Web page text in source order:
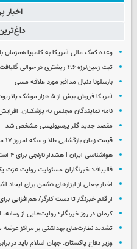
اخبار
وعده کمک مالی آمریکا به کلمبیا همزمان
ثبت زمین‌لرزه ۴.۶ ریشتری در حوالی گلبافت کرمان؛ زلزله در عمق ۸ کیلومتری
بارسلونا دنبال مدافع مورد علاقه مسی
آمریکا فروش بیش از ۵ هزار موشک پاتریوت به چند کشور عربی را تائید کرد
نامه نمایندگان مجلس به پزشکیان:
مقصد جدید گلر پرسپولیسی مشخص شد
قیمت زمان بازگشایی طلا و سکه امروز ۱۷ مرداد ۱۴۰۵
هواشناسی ایران | هشدار نارنجی برای ۴ استان / رگبار، سیلاب و رعد و برق در شمال
قالیباف: خبرنگاران مسئولیت روایت عزت
اخبار جعلی از ابزارهای دشمن برای
از قلم خبرنگار تا دست کارگر/ هم‌افزایی
کرمان در روز خبرنگار؛ روایت‌هایی از
تشدید نظارت‌های بهداشتی بر مراکز عرضه
وزیر دفاع پاکستان: جهان اسلام باید در